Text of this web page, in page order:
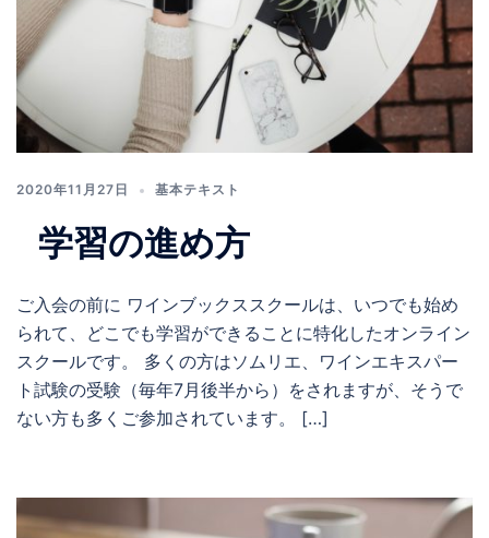
2020年11月27日 基本テキスト
学習の進め方
ご入会の前に ワインブックススクールは、いつでも始め
られて、どこでも学習ができることに特化したオンライン
スクールです。 多くの方はソムリエ、ワインエキスパー
ト試験の受験（毎年7月後半から）をされますが、そうで
ない方も多くご参加されています。 […]